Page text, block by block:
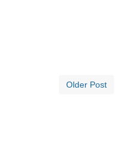
Older Post